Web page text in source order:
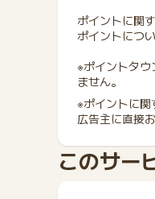
ポイントに関
ポイントにつ
※ポイントタウ
ません。
※ポイントに関
広告主に直接
このサー